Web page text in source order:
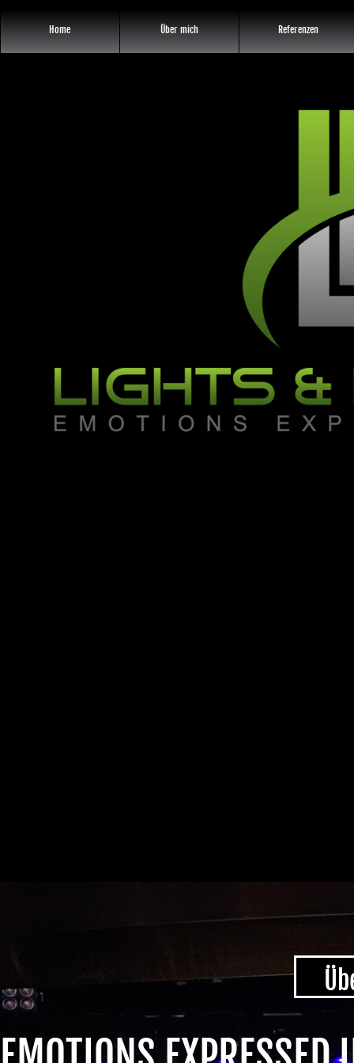
Home Über mich Referenzen